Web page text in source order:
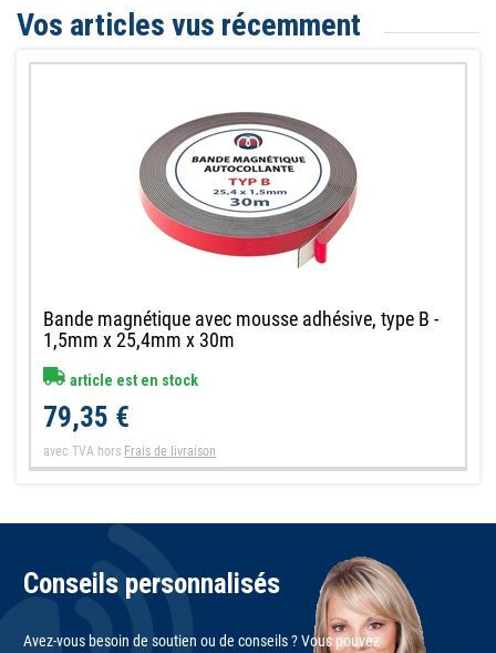
Vos articles vus récemment
Bande magnétique avec mousse adhésive, type B -
1,5mm x 25,4mm x 30m
article est en stock
79,35 €
avec TVA hors Frais de livraison
Conseils personnalisés
Avez-vous besoin de soutien ou de conseils ? Vous pouvez